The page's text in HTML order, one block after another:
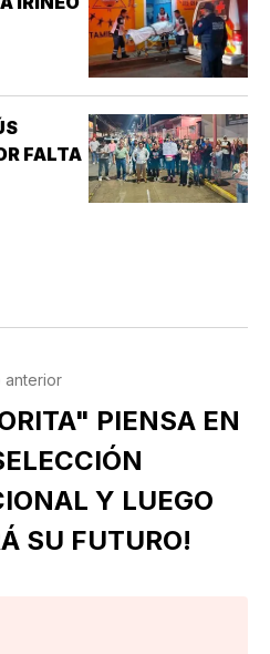
FALTA
anterior
PIENSA EN
Y LUEGO
SU FUTURO!